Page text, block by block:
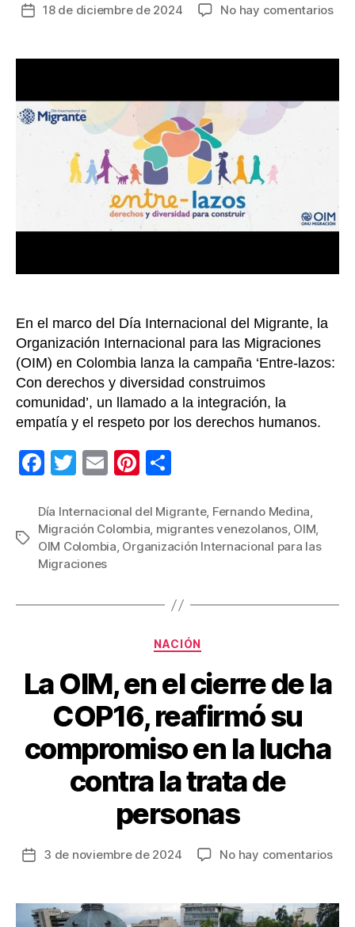
Fecha
entrada
18 de diciembre de 2024 No hay comentariosen
de
en
En el marco del Día Internacional del Migrante, la
Organización Internacional para las Migraciones
(OIM) en Colombia lanza la campaña ‘Entre-lazos:
Con derechos y diversidad construimos
comunidad’, un llamado a la integración, la
empatía y el respeto por los derechos humanos.
F
c
e
b
o
T
tt
er
E
ail
Pi
er
e
m
p
Etiquetas
Día Internacional del Migrante, Fernando Medina,
Migración Colombia, migrantes venezolanos, OIM,
OIM Colombia, Organización Internacional para las
Migraciones
Categorías
NACIÓN
La OIM, en el cierre de la
COP16, reafirmó su
compromiso en la lucha
contra la trata de
personas
Fecha
entrada
3 de noviembre de 2024 No hay comentariosen
en
el